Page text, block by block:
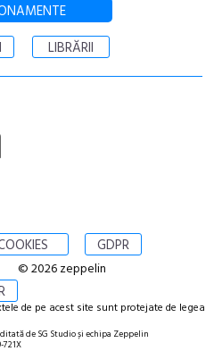
LIBRĂRII
GDPR
© 2026 zeppelin
de pe acest site sunt protejate de legea
de SG Studio și echipa Zeppelin
721X